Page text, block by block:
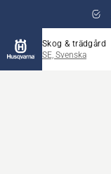
Skog & trädgård
SE, Svenska